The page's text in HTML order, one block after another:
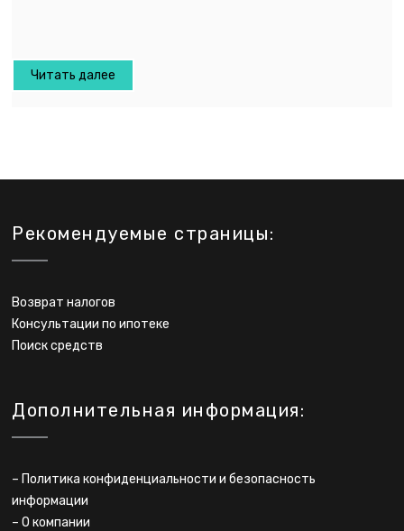
Читать далее
Рекомендуемые страницы:
Возврат налогов
Консультации по ипотеке
Поиск средств
Дополнительная информация:
– Политика конфиденциальности и безопасность
информации
–О компании